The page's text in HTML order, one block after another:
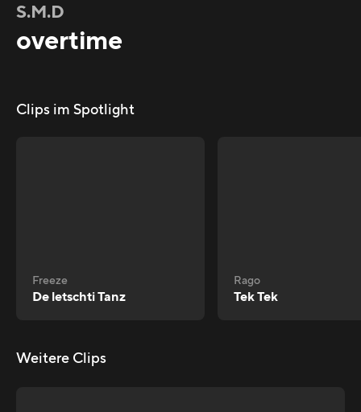
S.M.D
overtime
Clips im Spotlight
Freeze
De letschti Tanz
Rago
Tek Tek
Weitere Clips